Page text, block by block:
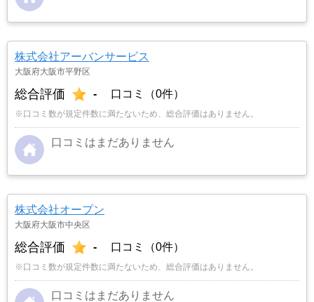
株式会社アーバンサービス
大阪府大阪市平野区
総合評価 - 口コミ（0件）
※口コミ数が規定件数に満たないため、総合評価はありません。
口コミはまだありません
株式会社オープン
大阪府大阪市中央区
総合評価 - 口コミ（0件）
※口コミ数が規定件数に満たないため、総合評価はありません。
口コミはまだありません